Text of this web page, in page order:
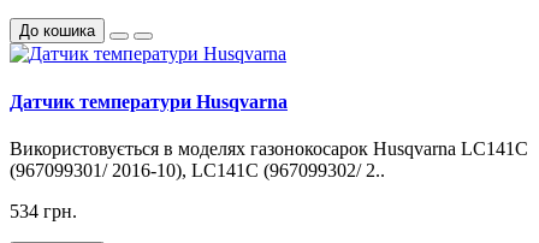
До кошика
Датчик температури Husqvarna
Використовується в моделях газонокосарок Husqvarna LC141C
(967099301/ 2016-10), LC141C (967099302/ 2..
534 грн.